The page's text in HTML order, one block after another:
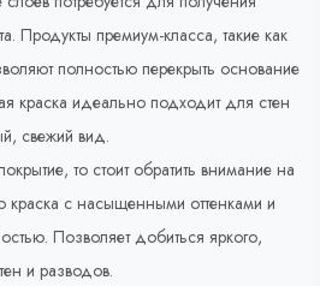
Продукты премиум-класса, такие как
полностью перекрыть основание
краска идеально подходит для стен
свежий вид.
то стоит обратить внимание на
краска с насыщенными оттенками и
Позволяет добиться яркого,
и разводов.